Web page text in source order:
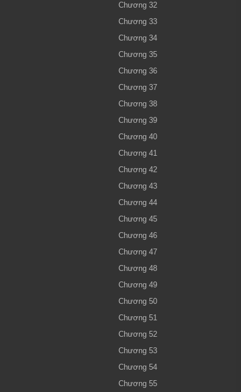
Chương 32
Chương 33
Chương 34
Chương 35
Chương 36
Chương 37
Chương 38
Chương 39
Chương 40
Chương 41
Chương 42
Chương 43
Chương 44
Chương 45
Chương 46
Chương 47
Chương 48
Chương 49
Chương 50
Chương 51
Chương 52
Chương 53
Chương 54
Chương 55